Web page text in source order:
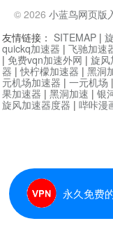
© 2026 小蓝鸟网页版
永久免费
友情链接： SITEMAP |
quickq加速器 | 飞驰加速
| 免费vqn加速外网 | 旋风
器 |快柠檬加速器 | 黑洞
元机场加速器 | 一元机场 |
果加速器 | 黑洞加速 | 银
旋风加速器度器 | 哔咔漫